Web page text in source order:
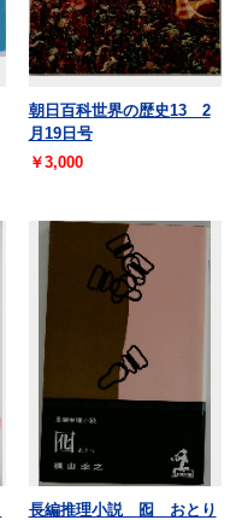
朝日百科世界の歴史13 2
月19日号
￥3,000
長編推理小説 囮 おとり